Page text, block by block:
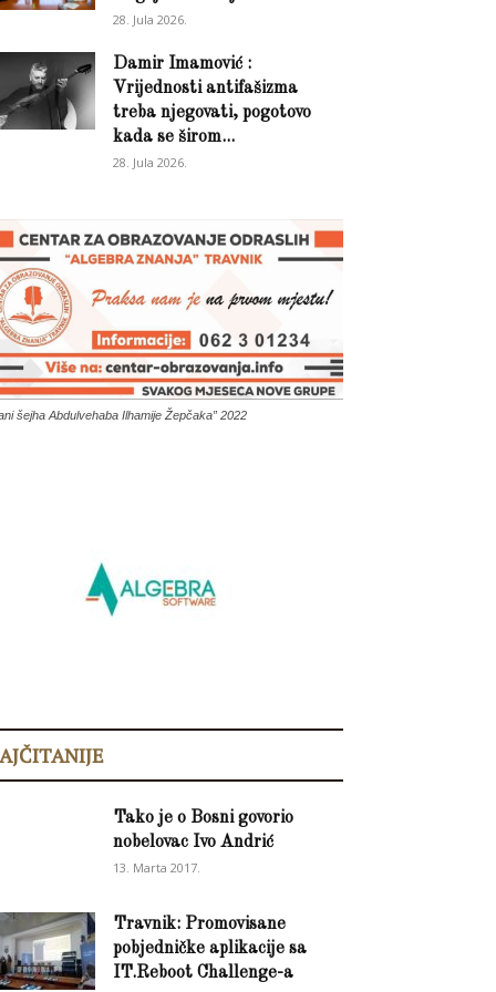
28. Jula 2026.
Damir Imamović :
Vrijednosti antifašizma
treba njegovati, pogotovo
kada se širom...
28. Jula 2026.
šejha Abdulvehaba Ilhamije Žepčaka” 2022
Tako je o Bosni govorio
nobelovac Ivo Andrić
13. Marta 2017.
Travnik: Promovisane
pobjedničke aplikacije sa
IT.Reboot Challenge-a